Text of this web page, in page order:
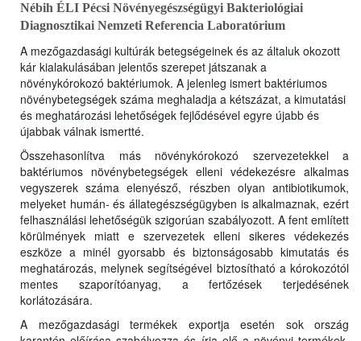
Nébih ÉLI Pécsi Növényegészségügyi Bakteriológiai
Diagnosztikai Nemzeti Referencia Laboratórium
A mezőgazdasági kultúrák betegségeinek és az általuk okozott
kár kialakulásában jelentős szerepet játszanak a
növénykórokozó baktériumok. A jelenleg ismert baktériumos
növénybetegségek száma meghaladja a kétszázat, a kimutatási
és meghatározási lehetőségek fejlődésével egyre újabb és
újabbak válnak ismertté.
Összehasonlítva más növénykórokozó szervezetekkel a
baktériumos növénybetegségek elleni védekezésre alkalmas
vegyszerek száma elenyésző, részben olyan antibiotikumok,
melyeket humán- és állategészségügyben is alkalmaznak, ezért
felhasználási lehetőségük szigorúan szabályozott. A fent említett
körülmények miatt e szervezetek elleni sikeres védekezés
eszköze a minél gyorsabb és biztonságosabb kimutatás és
meghatározás, melynek segítségével biztosítható a kórokozótól
mentes szaporítóanyag, a fertőzések terjedésének
korlátozására.
A mezőgazdasági termékek exportja esetén sok ország